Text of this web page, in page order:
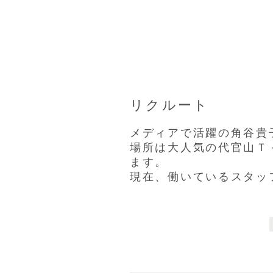
リクルート
メディアで活躍の角谷
場所は大人気の代官山
ます。
現在、働いているスタ